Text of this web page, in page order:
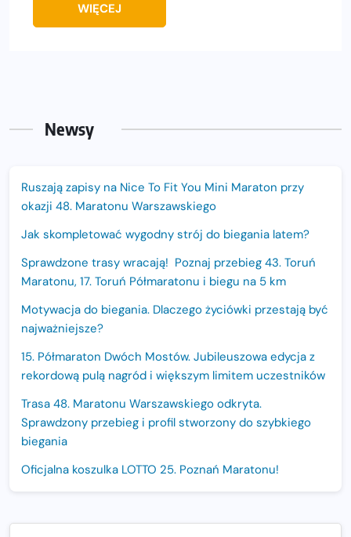
WIĘCEJ
Newsy
Ruszają zapisy na Nice To Fit You Mini Maraton przy
okazji 48. Maratonu Warszawskiego
Jak skompletować wygodny strój do biegania latem?
Sprawdzone trasy wracają! Poznaj przebieg 43. Toruń
Maratonu, 17. Toruń Półmaratonu i biegu na 5 km
Motywacja do biegania. Dlaczego życiówki przestają być
najważniejsze?
15. Półmaraton Dwóch Mostów. Jubileuszowa edycja z
rekordową pulą nagród i większym limitem uczestników
Trasa 48. Maratonu Warszawskiego odkryta.
Sprawdzony przebieg i profil stworzony do szybkiego
biegania
Oficjalna koszulka LOTTO 25. Poznań Maratonu!